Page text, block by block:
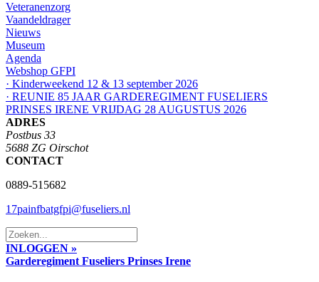
Veteranenzorg
Vaandeldrager
Nieuws
Museum
Agenda
Webshop GFPI
· Kinderweekend 12 & 13 september 2026
· REUNIE 85 JAAR GARDEREGIMENT FUSELIERS
PRINSES IRENE VRIJDAG 28 AUGUSTUS 2026
ADRES
Postbus 33
5688 ZG Oirschot
CONTACT
0889-515682
17painfbatgfpi@fuseliers.nl
INLOGGEN »
Garderegiment Fuseliers Prinses Irene